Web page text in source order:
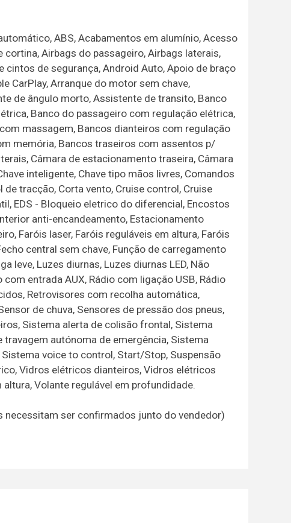
ABS, Acabamentos em alumínio, Acesso
Airbags do passageiro, Airbags laterais,
cintos de segurança, Android Auto, Apoio de braço
CarPlay, Arranque do motor sem chave,
de ângulo morto, Assistente de transito, Banco
Banco do passageiro com regulação elétrica,
massagem, Bancos dianteiros com regulação
memória, Bancos traseiros com assentos p/
Câmara de estacionamento traseira, Câmara
inteligente, Chave tipo mãos livres, Comandos
tracção, Corta vento, Cruise control, Cruise
EDS - Bloqueio eletrico do diferencial, Encostos
anti-encandeamento, Estacionamento
Faróis laser, Faróis reguláveis em altura, Faróis
central sem chave, Função de carregamento
leve, Luzes diurnas, Luzes diurnas LED, Não
entrada AUX, Rádio com ligação USB, Rádio
Retrovisores com recolha automática,
de chuva, Sensores de pressão dos pneus,
Sistema alerta de colisão frontal, Sistema
autónoma de emergência, Sistema
voice to control, Start/Stop, Suspensão
Vidros elétricos dianteiros, Vidros elétricos
Volante regulável em profundidade.
ser confirmados junto do vendedor)